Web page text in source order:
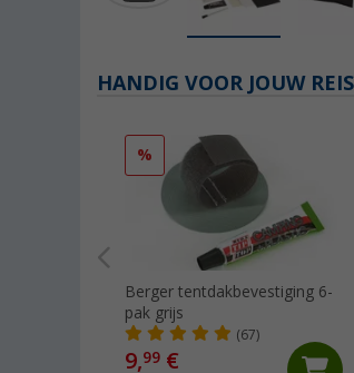
HANDIG VOOR JOUW REIS
%
Berger tentdakbevestiging 6-
pak grijs
(67)
9,99 €